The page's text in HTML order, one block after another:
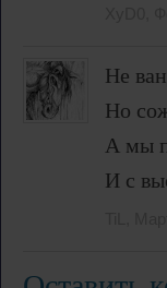
Не
Но
А мы
И с